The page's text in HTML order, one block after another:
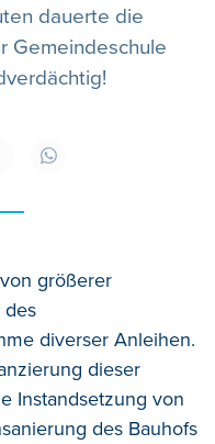
dauerte die
Gemeindeschule
größerer
des
diverser Anleihen.
dieser
Instandsetzung von
des Bauhofs